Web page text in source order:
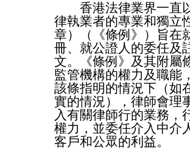
香港法律業界一直以
律執業者的專業和獨立
章）（《條例》）旨在
冊、就公證人的委任及
文。《條例》及其附屬
監管機構的權力及職能
該條指明的情況下（如
實的情況），律師會理
入有關律師行的業務，
權力，並委任介入中介
客戶和公眾的利益。